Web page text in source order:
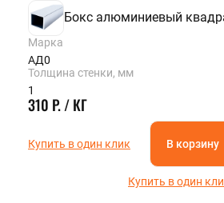
Бокс алюминиевый
Марка
АД0
Толщина стенки, мм
1
310 Р. / КГ
Купить в один клик В корзину
Купить в один